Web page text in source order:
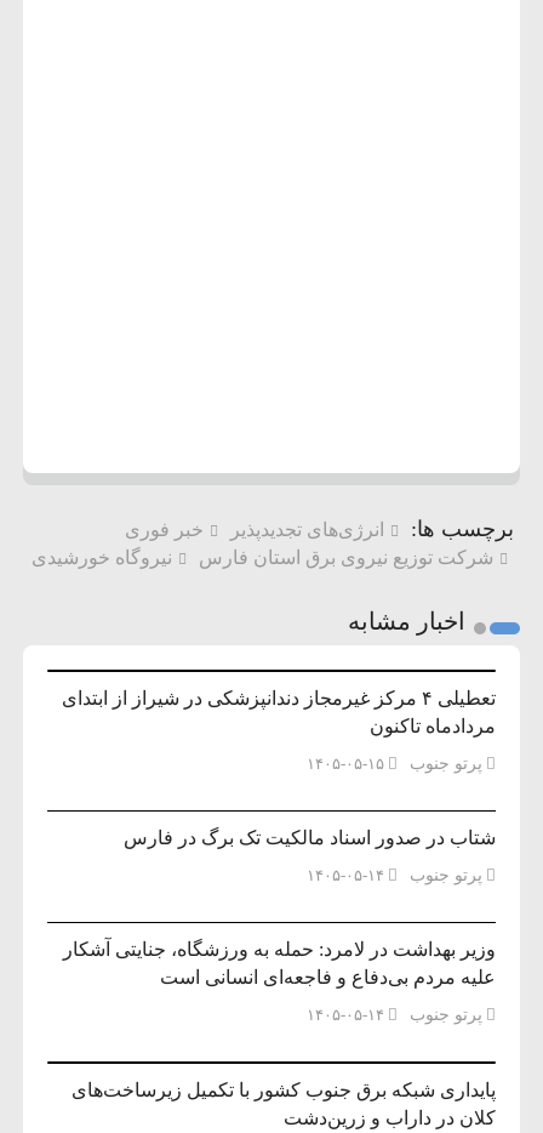
برچسب ها: انرژی‌های تجدیدپذیر
خبر فوری
شرکت توزیع نیروی برق استان فارس
نیروگاه خورشیدی
اخبار مشابه
تعطیلی ۴ مرکز غیرمجاز دندانپزشکی در شیراز از ابتدای
مردادماه تاکنون
پرتو جنوب ۱۴۰۵-۰۵-۱۵
شتاب در صدور اسناد مالکیت تک برگ در فارس
پرتو جنوب ۱۴۰۵-۰۵-۱۴
وزیر بهداشت در لامرد: حمله به ورزشگاه، جنایتی آشکار
علیه مردم بی‌دفاع و فاجعه‌ای انسانی است
پرتو جنوب ۱۴۰۵-۰۵-۱۴
پایداری شبکه برق جنوب کشور با تکمیل زیرساخت‌های
کلان در داراب و زرین‌دشت